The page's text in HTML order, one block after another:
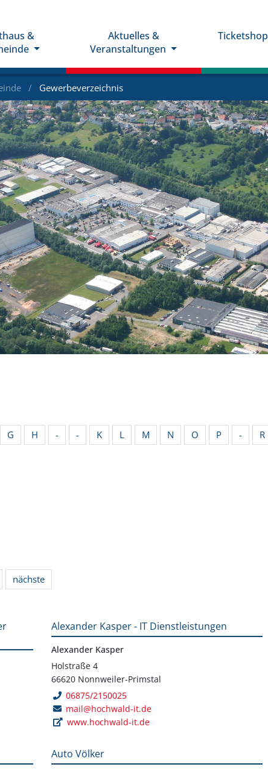
&
Aktuelles &
Veranstaltungen
Ticketshop
Gewerbeverzeichnis
G H - - K L M N O P - R
nächste
Alexander Kasper - IT Dienstleistungen
Alexander Kasper
Holstraße 4
66620 Nonnweiler-Primstal
06875/2150025
mail@hochwald-it.de
www.hochwald-it.de
Auto Völker